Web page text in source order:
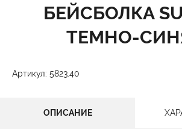
БЕЙСБОЛКА
ТЕМНО-
Артикул: 5823.40
ОПИСАНИЕ